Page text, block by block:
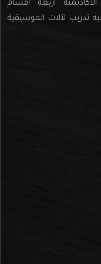
اربعة أقسام
فيه تدريب لآلات الموسيقية